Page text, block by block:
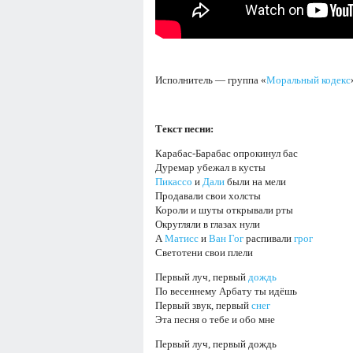
Исполнитель — группа «Моральный кодекс
Текст песни:
Карабас-Барабас опрокинул бас
Дуремар убежал в кусты
Пикассо и Дали были на мели
Продавали свои холсты
Короли и шуты открывали рты
Округляли в глазах нули
АМатисс и Ван Гог распивали грог
Светотени свои плели
Первый луч, первый дождь
По весеннему Арбату ты идёшь
Первый звук, первый снег
Эта песня о тебе и обо мне
Первый луч, первый дождь